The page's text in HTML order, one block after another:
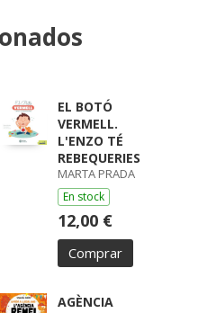
EL BOTÓ
VERMELL.
L'ENZO TÉ
REBEQUERIES
MARTA PRADA
En stock
12,00 €
Comprar
AGÈNCIA